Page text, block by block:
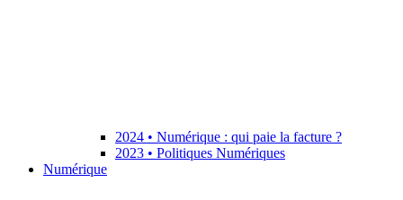
2024 • Numérique : qui paie la facture ?
2023 • Politiques Numériques
Numérique